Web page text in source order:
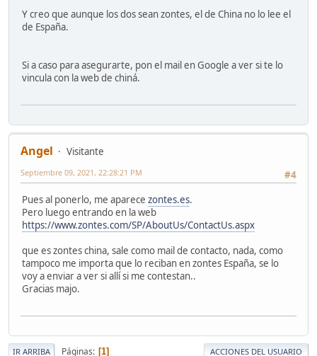
Y creo que aunque los dos sean zontes, el de China no lo lee el
de España.
Si a caso para asegurarte, pon el mail en Google a ver si te lo
vincula con la web de chiná.
Angel
Visitante
#4
Septiembre 09, 2021, 22:28:21 PM
Pues al ponerlo, me aparece zontes.es.
Pero luego entrando en la web
https://www.zontes.com/SP/AboutUs/ContactUs.aspx
que es zontes china, sale como mail de contacto, nada, como
tampoco me importa que lo reciban en zontes España, se lo
voy a enviar a ver si allí si me contestan..
Gracias majo.
IR ARRIBA Páginas 1 ACCIONES DEL USUARIO